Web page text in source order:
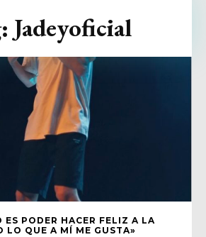
ES PODER HACER FELIZ A LA
LO QUE A MÍ ME GUSTA»
Jadeyoficial